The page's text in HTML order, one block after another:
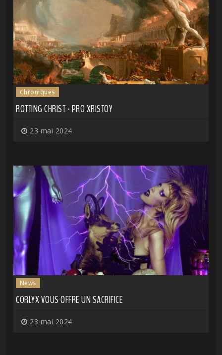
Chroniques
ROTTING CHRIST - PRO XRISTOY
23 mai 2024
News
CORLYX VOUS OFFRE UN SACRIFICE
23 mai 2024